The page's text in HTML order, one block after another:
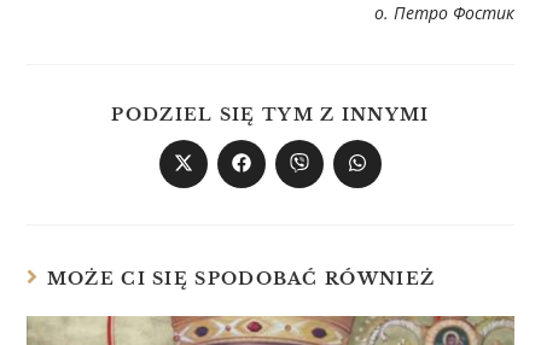
о. Петро Фостик
PODZIEL SIĘ TYM Z INNYMI
MOŻE CI SIĘ SPODOBAĆ RÓWNIEŻ